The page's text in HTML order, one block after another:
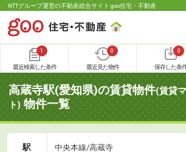
NTTグループ運営の不動産総合サイト goo住宅・不動産
1
最近検索した条件
0
最近見た物件
0
保存した条
高蔵寺駅(愛知県)の賃貸物件(賃貸
ト) 物件一覧
駅 中央本線/高蔵寺